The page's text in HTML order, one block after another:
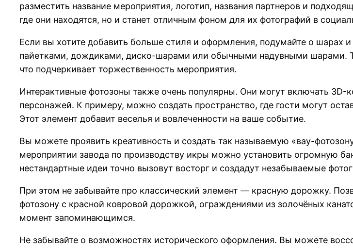
разместить название мероприятия, логотип, названия партнеров и
где они находятся, но и станет отличным фоном для их фотографий в
Если вы хотите добавить больше стиля и оформления, подумайте о шарах
пайетками, дождиками, диско-шарами или обычными надувными шарами.
что подчеркивает торжественность мероприятия.
Интерактивные фотозоны также очень популярны. Они могут включать
персонажей. К примеру, можно создать пространство, где гости могут
Этот элемент добавит веселья и вовлеченности на ваше событие.
Вы можете проявить креативность и создать так называемую «вау-
мероприятии завода по производству икры можно установить огромную
нестандартные идеи точно вызовут восторг и создадут незабываемые
При этом не забывайте про классический элемент — красную дорожку.
фотозону с красной ковровой дорожкой, ограждениями из золочёных
момент запоминающимся.
Не забывайте о возможностях исторического оформления. Вы можете